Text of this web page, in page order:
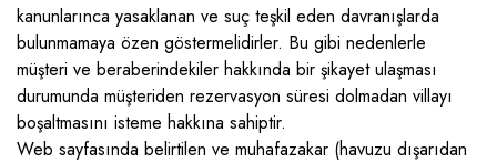
kanunlarınca yasaklanan ve suç teşkil eden davranışlarda
bulunmamaya özen göstermelidirler. Bu gibi nedenlerle
müşteri ve beraberindekiler hakkında bir şikayet ulaşması
durumunda müşteriden rezervasyon süresi dolmadan villayı
boşaltmasını isteme hakkına sahiptir.
Web sayfasında belirtilen ve muhafazakar (havuzu dışarıdan